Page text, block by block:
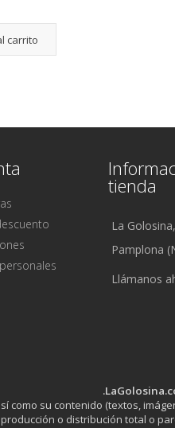
carrito
tienda
La
Pamplona
Llámanos
como su contenido (textos,
o distribución total o